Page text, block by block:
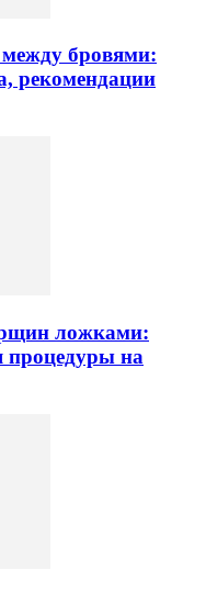
бровями:
рекомендации
ложками:
процедуры на